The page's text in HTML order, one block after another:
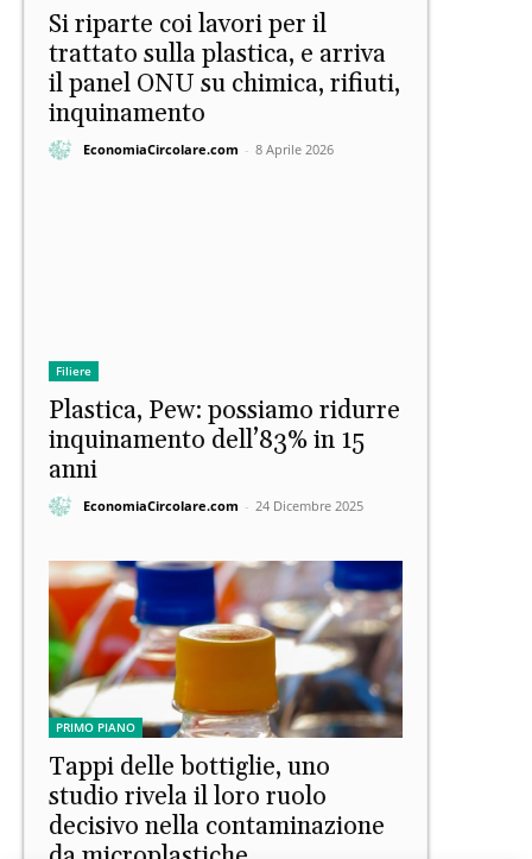
Si riparte coi lavori per il
trattato sulla plastica, e arriva
il panel ONU su chimica, rifiuti,
inquinamento
EconomiaCircolare.com - 8 Aprile 2026
Filiere
Plastica, Pew: possiamo ridurre
inquinamento dell’83% in 15
anni
EconomiaCircolare.com - 24 Dicembre 2025
PRIMO PIANO
Tappi delle bottiglie, uno
studio rivela il loro ruolo
decisivo nella contaminazione